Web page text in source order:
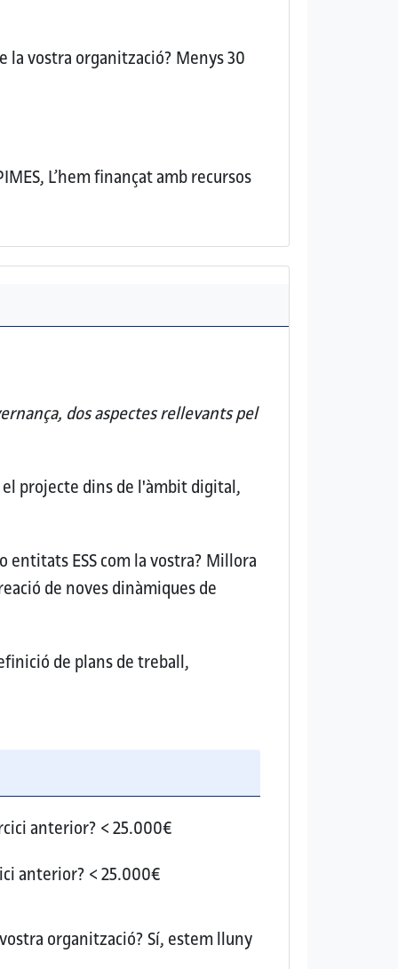
la vostra organització? Menys 30
L’hem finançat amb recursos
dos aspectes rellevants pel
projecte dins de l'àmbit digital,
ESS com la vostra? Millora
de noves dinàmiques de
de plans de treball,
anterior? < 25.000€
anterior? < 25.000€
organització? Sí, estem lluny